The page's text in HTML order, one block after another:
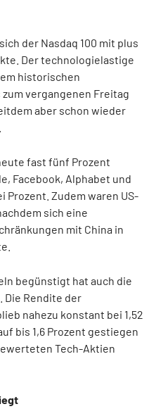
der Nasdaq 100 mit plus
Der technologielastige
historischen
vergangenen Freitag
aber schon wieder
fast fünf Prozent
Facebook, Alphabet und
Zudem waren US-
sich eine
mit China in
begünstigt hat auch die
Die Rendite der
nahezu konstant bei 1,52
bis 1,6 Prozent gestiegen
Tech-Aktien